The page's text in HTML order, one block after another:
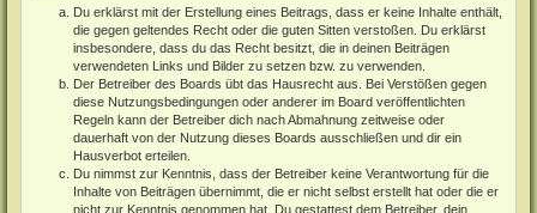
Du erklärst mit der Erstellung eines Beitrags, dass er keine Inhalte enthält,
die gegen geltendes Recht oder die guten Sitten verstoßen. Du erklärst
insbesondere, dass du das Recht besitzt, die in deinen Beiträgen
verwendeten Links und Bilder zu setzen bzw. zu verwenden.
Der Betreiber des Boards übt das Hausrecht aus. Bei Verstößen gegen
diese Nutzungsbedingungen oder anderer im Board veröffentlichten
Regeln kann der Betreiber dich nach Abmahnung zeitweise oder
dauerhaft von der Nutzung dieses Boards ausschließen und dir ein
Hausverbot erteilen.
Du nimmst zur Kenntnis, dass der Betreiber keine Verantwortung für die
Inhalte von Beiträgen übernimmt, die er nicht selbst erstellt hat oder die er
nicht zur Kenntnis genommen hat. Du gestattest dem Betreiber, dein